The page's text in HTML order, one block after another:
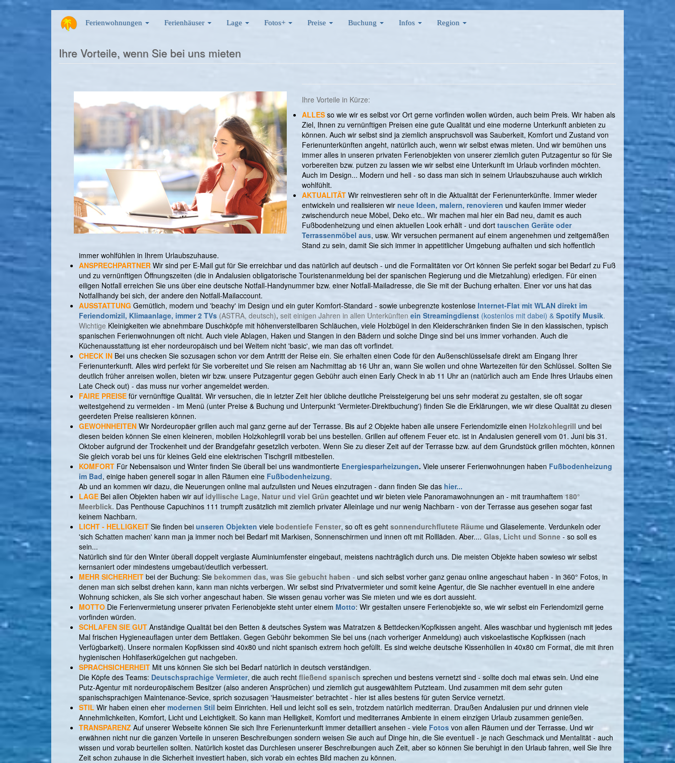
Ferienwohnungen Ferienhäuser Lage Fotos+ Preise Buchung Infos Region
Ihre Vorteile, wenn Sie bei uns mieten
Ihre Vorteile in Kürze:
ALLES so wie wir es selbst vor Ort gerne vorfinden wollen würden, auch beim Preis. Wir haben als
Ziel, Ihnen zu vernünftigen Preisen eine gute Qualität und eine moderne Unterkunft anbieten zu
können. Auch wir selbst sind ja ziemlich anspruchsvoll was Sauberkeit, Komfort und Zustand von
Ferienunterkünften angeht, natürlich auch, wenn wir selbst etwas mieten. Und wir bemühen uns
immer alles in unseren privaten Ferienobjekten von unserer ziemlich guten Putzagentur so für Sie
vorbereiten bzw. putzen zu lassen wie wir selbst eine Unterkunft im Urlaub vorfinden möchten.
Auch im Design... Modern und hell - so dass man sich in seinem Urlaubszuhause auch wirklich
wohlfühlt.
AKTUALITÄT Wir reinvestieren sehr oft in die Aktualität der Ferienunterkünfte. Immer wieder
entwickeln und realisieren wir neue Ideen, malern, renovieren und kaufen immer wieder
zwischendurch neue Möbel, Deko etc.. Wir machen mal hier ein Bad neu, damit es auch
Fußbodenheizung und einen aktuellen Look erhält - und dort tauschen Geräte oder
Terrassenmöbel aus, usw. Wir versuchen permanent auf einem angenehmen und zeitgemäßen
Stand zu sein, damit Sie sich immer in appetitlicher Umgebung aufhalten und sich hoffentlich
immer wohlfühlen in Ihrem Urlaubszuhause.
ANSPRECHPARTNER Wir sind per E-Mail gut für Sie erreichbar und das natürlich auf deutsch - und die Formalitäten vor Ort können Sie perfekt sogar bei Bedarf zu Fuß
und zu vernünftigen Öffnungszeiten (die in Andalusien obligatorische Touristenanmeldung bei der spanischen Regierung und die Mietzahlung) erledigen. Für einen
eiligen Notfall erreichen Sie uns über eine deutsche Notfall-Handynummer bzw. einer Notfall-Mailadresse, die Sie mit der Buchung erhalten. Einer vor uns hat das
Notfallhandy bei sich, der andere den Notfall-Mailaccount.
AUSSTATTUNG Gemütlich, modern und 'beachy' im Design und ein guter Komfort-Standard - sowie unbegrenzte kostenlose Internet-Flat mit WLAN direkt im
Feriendomizil, Klimaanlage, immer 2 TVs (ASTRA, deutsch), seit einigen Jahren in allen Unterkünften ein Streamingdienst (kostenlos mit dabei) & Spotify Musik.
Wichtige Kleinigkeiten wie abnehmbare Duschköpfe mit höhenverstellbaren Schläuchen, viele Holzbügel in den Kleiderschränken finden Sie in den klassischen, typisch
spanischen Ferienwohnungen oft nicht. Auch viele Ablagen, Haken und Stangen in den Bädern und solche Dinge sind bei uns immer vorhanden. Auch die
Küchenausstattung ist eher nordeuropäisch und bei Weitem nicht 'basic', wie man das oft vorfindet.
CHECK IN Bei uns checken Sie sozusagen schon vor dem Antritt der Reise ein. Sie erhalten einen Code für den Außenschlüsselsafe direkt am Eingang Ihrer
Ferienunterkunft. Alles wird perfekt für Sie vorbereitet und Sie reisen am Nachmittag ab 16 Uhr an, wann Sie wollen und ohne Wartezeiten für den Schlüssel. Sollten Sie
deutlich früher anreisen wollen, bieten wir bzw. unsere Putzagentur gegen Gebühr auch einen Early Check in ab 11 Uhr an (natürlich auch am Ende Ihres Urlaubs einen
Late Check out) - das muss nur vorher angemeldet werden.
FAIRE PREISE für vernünftige Qualität. Wir versuchen, die in letzter Zeit hier übliche deutliche Preissteigerung bei uns sehr moderat zu gestalten, sie oft sogar
weitestgehend zu vermeiden - im Menü (unter Preise & Buchung und Unterpunkt 'Vermieter-Direktbuchung') finden Sie die Erklärungen, wie wir diese Qualität zu diesen
geerdeten Preise realisieren können.
GEWOHNHEITEN Wir Nordeuropäer grillen auch mal ganz gerne auf der Terrasse. Bis auf 2 Objekte haben alle unsere Feriendomizile einen Holzkohlegrill und bei
diesen beiden können Sie einen kleineren, mobilen Holzkohlegrill vorab bei uns bestellen. Grillen auf offenem Feuer etc. ist in Andalusien generell vom 01. Juni bis 31.
Oktober aufgrund der Trockenheit und der Brandgefahr gesetzlich verboten. Wenn Sie zu dieser Zeit auf der Terrasse bzw. auf dem Grundstück grillen möchten, können
Sie gleich vorab bei uns für kleines Geld eine elektrischen Tischgrill mitbestellen.
KOMFORT Für Nebensaison und Winter finden Sie überall bei uns wandmontierte Energiesparheizungen. Viele unserer Ferienwohnungen haben Fußbodenheizung
im Bad, einige haben generell sogar in allen Räumen eine Fußbodenheizung.
Ab und an kommen wir dazu, die Neuerungen online mal aufzulisten und Neues einzutragen - dann finden Sie das hier...
LAGE Bei allen Objekten haben wir auf idyllische Lage, Natur und viel Grün geachtet und wir bieten viele Panoramawohnungen an - mit traumhaftem 180°
Meerblick. Das Penthouse Capuchinos 111 trumpft zusätzlich mit ziemlich privater Alleinlage und nur wenig Nachbarn - von der Terrasse aus gesehen sogar fast
keinem Nachbarn.
LICHT - HELLIGKEIT Sie finden bei unseren Objekten viele bodentiefe Fenster, so oft es geht sonnendurchflutete Räume und Glaselemente. Verdunkeln oder
'sich Schatten machen' kann man ja immer noch bei Bedarf mit Markisen, Sonnenschirmen und innen oft mit Rollläden. Aber.... Glas, Licht und Sonne - so soll es
sein...
Natürlich sind für den Winter überall doppelt verglaste Aluminiumfenster eingebaut, meistens nachträglich durch uns. Die meisten Objekte haben sowieso wir selbst
kernsaniert oder mindestens umgebaut/deutlich verbessert.
MEHR SICHERHEIT bei der Buchung: Sie bekommen das, was Sie gebucht haben - und sich selbst vorher ganz genau online angeschaut haben - in 360° Fotos, in
denen man sich selbst drehen kann, kann man nichts verbergen. Wir selbst sind Privatvermieter und somit keine Agentur, die Sie nachher eventuell in eine andere
Wohnung schicken, als Sie sich vorher angeschaut haben. Sie wissen genau vorher was Sie mieten und wie es dort aussieht.
MOTTO Die Ferienvermietung unserer privaten Ferienobjekte steht unter einem Motto: Wir gestalten unsere Ferienobjekte so, wie wir selbst ein Feriendomizil gerne
vorfinden würden.
SCHLAFEN SIE GUT Anständige Qualität bei den Betten & deutsches System was Matratzen & Bettdecken/Kopfkissen angeht. Alles waschbar und hygienisch mit jedes
Mal frischen Hygieneauflagen unter dem Bettlaken. Gegen Gebühr bekommen Sie bei uns (nach vorheriger Anmeldung) auch viskoelastische Kopfkissen (nach
Verfügbarkeit). Unsere normalen Kopfkissen sind 40x80 und nicht spanisch extrem hoch gefüllt. Es sind weiche deutsche Kissenhüllen in 40x80 cm Format, die mit ihren
hygienischen Hohlfaserkügelchen gut nachgeben.
SPRACHSICHERHEIT Mit uns können Sie sich bei Bedarf natürlich in deutsch verständigen.
Die Köpfe des Teams: Deutschsprachige Vermieter, die auch recht fließend spanisch sprechen und bestens vernetzt sind - sollte doch mal etwas sein. Und eine
Putz-Agentur mit nordeuropäischem Besitzer (also anderen Ansprüchen) und ziemlich gut ausgewähltem Putzteam. Und zusammen mit dem sehr guten
spanischsprachigen Maintenance-Sevice, sprich sozusagen 'Hausmeister' betrachtet - hier ist alles bestens für guten Service vernetzt.
STIL Wir haben einen eher modernen Stil beim Einrichten. Hell und leicht soll es sein, trotzdem natürlich mediterran. Draußen Andalusien pur und drinnen viele
Annehmlichkeiten, Komfort, Licht und Leichtigkeit. So kann man Helligkeit, Komfort und mediterranes Ambiente in einem einzigen Urlaub zusammen genießen.
TRANSPARENZ Auf unserer Webseite können Sie sich Ihre Ferienunterkunft immer detailliert ansehen - viele Fotos von allen Räumen und der Terrasse. Und wir
erwähnen nicht nur die ganzen Vorteile in unseren Beschreibungen sondern weisen Sie auch auf Dinge hin, die Sie eventuell - je nach Geschmack und Mentalität - auch
wissen und vorab beurteilen sollten. Natürlich kostet das Durchlesen unserer Beschreibungen auch Zeit, aber so können Sie beruhigt in den Urlaub fahren, weil Sie Ihre
Zeit schon zuhause in die Sicherheit investiert haben, sich vorab ein echtes Bild machen zu können.